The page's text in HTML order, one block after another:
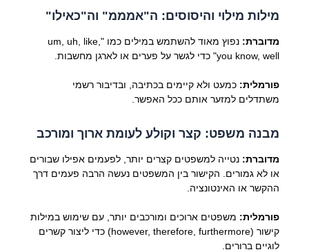
מילות מילוי והיסוסים: ה"אמממ" וה"כאילו"
מדוברת:
נפוץ מאוד להשתמש במילים כמו "um, uh, like,
you know, well" כדי לגשר על פערים או לארגן מחשבות.
פורמלית: כמעט ולא קיימים בכתיבה, ובדיבור רשמי
משתדלים למזער אותם ככל האפשר.
מבנה משפט: קצר וקולע לעומת ארוך ומורכב
מדוברת: נטייה למשפטים קצרים יותר, לפעמים אפילו שבורים
או לא גמורים. הקישור בין המשפטים נעשה הרבה פעמים דרך
ההקשר או האינטונציה.
פורמלית: משפטים ארוכים ומורכבים יותר, עם שימוש במילות
קישור (however, therefore, furthermore) כדי ליצור קשרים
לוגיים ברורים.